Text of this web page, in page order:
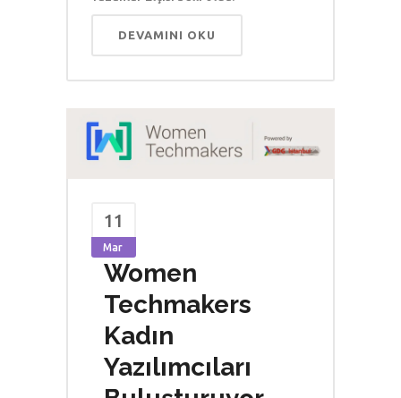
DEVAMINI OKU
11
Mar
Women
Techmakers
Kadın
Yazılımcıları